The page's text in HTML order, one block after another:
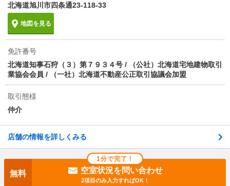
北海道旭川市四条通23-118-33
地図を見る
免許番号
北海道知事石狩（３）第７９３４号 / （公社）北海道宅地建物取引
業協会会員 / （一社）北海道不動産公正取引協議会加盟
取引態様
仲介
店舗の情報を詳しくみる
1分で完了！
無料 空室状況を問い合わせ
2項目のみ入力すればOK！